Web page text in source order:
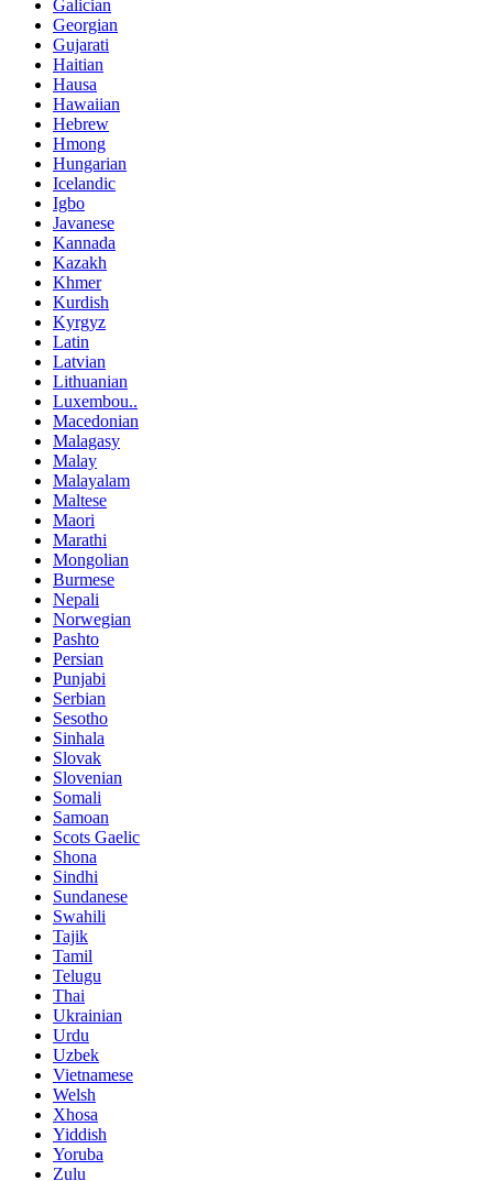
Galician
Georgian
Gujarati
Haitian
Hausa
Hawaiian
Hebrew
Hmong
Hungarian
Icelandic
Igbo
Javanese
Kannada
Kazakh
Khmer
Kurdish
Kyrgyz
Latin
Latvian
Lithuanian
Luxembou..
Macedonian
Malagasy
Malay
Malayalam
Maltese
Maori
Marathi
Mongolian
Burmese
Nepali
Norwegian
Pashto
Persian
Punjabi
Serbian
Sesotho
Sinhala
Slovak
Slovenian
Somali
Samoan
Scots Gaelic
Shona
Sindhi
Sundanese
Swahili
Tajik
Tamil
Telugu
Thai
Ukrainian
Urdu
Uzbek
Vietnamese
Welsh
Xhosa
Yiddish
Yoruba
Zulu